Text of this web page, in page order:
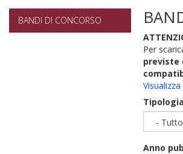
BANDI DI CONCORSO
Per
previste
-
Anno